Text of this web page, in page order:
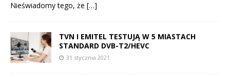
Nieświadomy tego, że […]
TVN I EMITEL TESTUJĄ W 5 MIASTACH
STANDARD DVB-T2/HEVC
31 stycznia 2021